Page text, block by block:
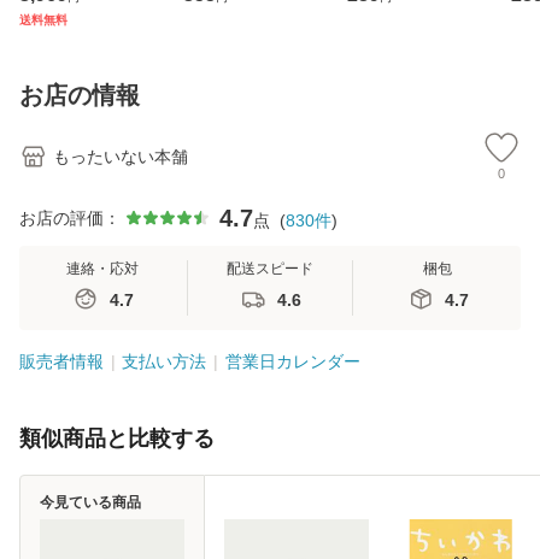
ジメントスキル 改
恵 藤本幸三 / 南江
堂 [単行
送料無料
[CD]【メール便送
【メール便送料無
お店の情報
もったいない本舗
0
お店の評価： 4.7点 (830件)
連絡・応対
4.7
配送スピード
4.6
梱包
4.7
販売者情報 支払い方法 営業日カレンダー
類似商品と比較する
今見ている商品